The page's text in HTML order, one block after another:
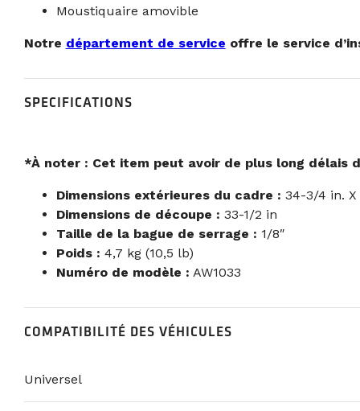
Moustiquaire amovible
Notre département de service offre le service
SPECIFICATIONS
*À noter : Cet item peut avoir de plus long délais
Dimensions extérieures du cadre : 34-3/4 in. X
Dimensions de découpe : 33-1/2 in
Taille de la bague de serrage : 1/8″
Poids : 4,7 kg (10,5 lb)
Numéro de modèle : AW1033
COMPATIBILITÉ DES VÉHICULES
Universel